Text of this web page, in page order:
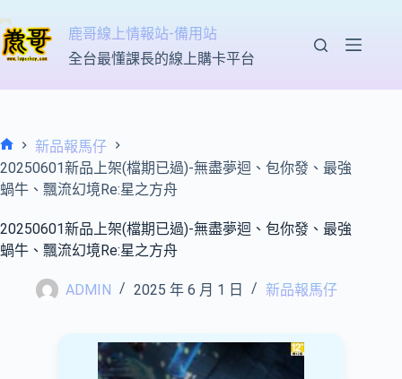
至
主
鹿哥線上情報站-備用站
全台最懂課長的線上購卡平台
首
頁
新品報馬仔
20250601新品上架(檔期已過)-無盡夢迴、包你發、最強
蝸牛、飄流幻境Re:星之方舟
20250601新品上架(檔期已過)-無盡夢迴、包你發、最強
蝸牛、飄流幻境Re:星之方舟
ADMIN 2025 年 6 月 1 日 新品報馬仔